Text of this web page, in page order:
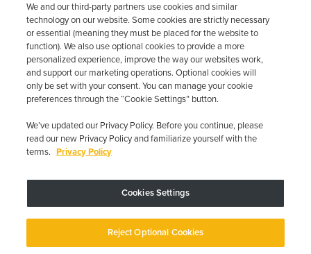
Obtén un presupuesto gratuito en cuestión de minutos y
programa tu instalación hoy mismo.
Solicita un presupuesto gratuito
El dispositivo puede variar según los requisitos estatales; se aplican
Política de privacidad Sus opciones de privacidad
accesibilidad Gestionar cookies
We and our third-party partners use cookies and similar
technology on our website. Some cookies are strictly necessary
or essential (meaning they must be placed for the website to
function). We also use optional cookies to provide a more
personalized experience, improve the way our websites work,
and support our marketing operations. Optional cookies will
only be set with your consent. You can manage your cookie
preferences through the “Cookie Settings” button.
We’ve updated our Privacy Policy. Before you continue, please
read our new Privacy Policy and familiarize yourself with the
terms. Privacy Policy
Cookies Settings
Reject Optional Cookies